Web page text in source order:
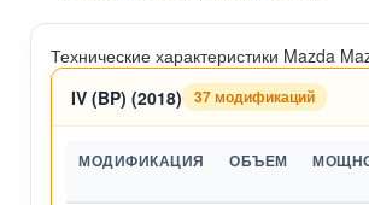
Технические характеристики Mazda
IV (BP) (2018)
37 модификаций
МОДИФИКАЦИЯ ОБЪЕМ